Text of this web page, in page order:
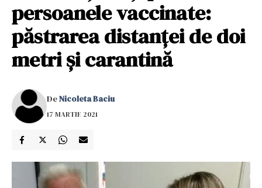
persoanele vaccinate:
păstrarea distanţei de doi
metri şi carantină
DeNicoleta Baciu
17 MARTIE 2021